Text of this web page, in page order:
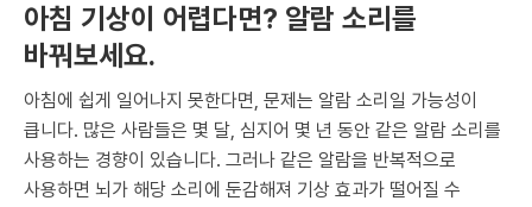
아침 기상이 어렵다면? 알람 소리를
바꿔보세요.
아침에 쉽게 일어나지 못한다면, 문제는 알람 소리일 가능성이
큽니다. 많은 사람들은 몇 달, 심지어 몇 년 동안 같은 알람 소리를
사용하는 경향이 있습니다. 그러나 같은 알람을 반복적으로
사용하면 뇌가 해당 소리에 둔감해져 기상 효과가 떨어질 수